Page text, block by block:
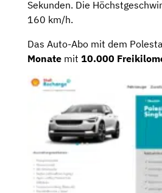
Sekunden. Die
160 km/h.
Das Auto-Abo mit dem
Monate mit 10.000